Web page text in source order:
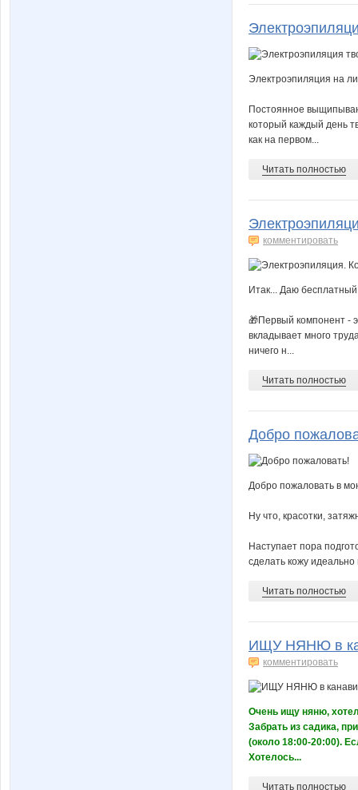
Электроэпиляция на
Постоянное
который каждый день
как на первом...
Читать полностью
комментировать
Итак... Даю бесплатный
🎁Первый компонент -
вкладывает много
ничего н...
Читать полностью
Добро
Добро пожаловать в
Ну что, красотки,
Наступает пора
сделать кожу идеально
Читать полностью
ИЩУ НЯНЮ в
комментировать
Очень ищу няню,
Забрать из садика,
(около 18:00-20:00).
Хотелось...
Читать полностью